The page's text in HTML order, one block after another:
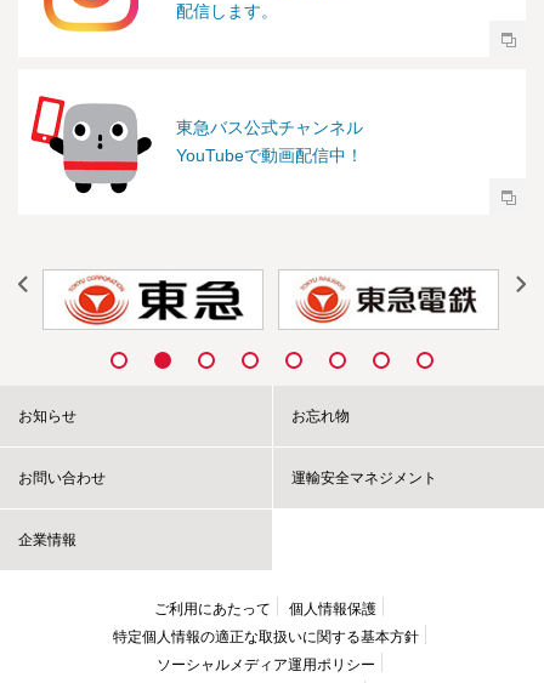
配信します。
東急バス公式チャンネル
YouTubeで動画配信中！
お知らせ お忘れ物
お問い合わせ 運輸安全マネジメント
企業情報
ご利用にあたって
個人情報保護
特定個人情報の適正な取扱いに関する基本方針
ソーシャルメディア運用ポリシー